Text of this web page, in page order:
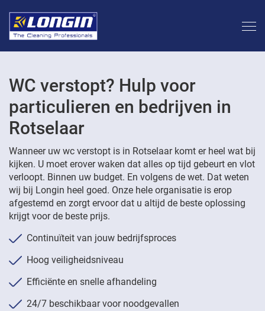
WC verstopt? Hulp voor
particulieren en bedrijven in
Rotselaar
Wanneer uw wc verstopt is in Rotselaar komt er heel wat bij
kijken. U moet erover waken dat alles op tijd gebeurt en vlot
verloopt. Binnen uw budget. En volgens de wet. Dat weten
wij bij Longin heel goed. Onze hele organisatie is erop
afgestemd en zorgt ervoor dat u altijd de beste oplossing
krijgt voor de beste prijs.
Continuïteit van jouw bedrijfsproces
Hoog veiligheidsniveau
Efficiënte en snelle afhandeling
24/7 beschikbaar voor noodgevallen